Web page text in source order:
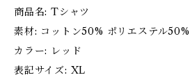
商品名: Tシャツ
素材: コットン50% ポリエステル50%
カラー: レッド
表記サイズ: XL